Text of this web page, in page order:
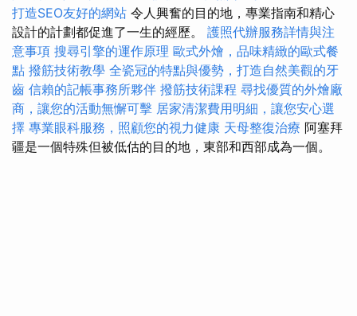
打造SEO友好的網站 令人興奮的目的地，專業指南和精心
設計的計劃都促進了一生的經歷。 護照代辦服務詳情與注
意事項 搜尋引擎的運作原理 歐式外燴，品味精緻的歐式餐
點 撥筋技術教學 全瓷冠的特點與優勢，打造自然美觀的牙
齒 信賴的記帳事務所夥伴 撥筋技術課程 尋找優質的外燴廠
商，讓您的活動無懈可擊 居家清潔費用明細，讓您安心選
擇 專業眼科服務，照顧您的視力健康 天母整復治療 阿塞拜
疆是一個特殊但被低估的目的地，東部和西部成為一個。